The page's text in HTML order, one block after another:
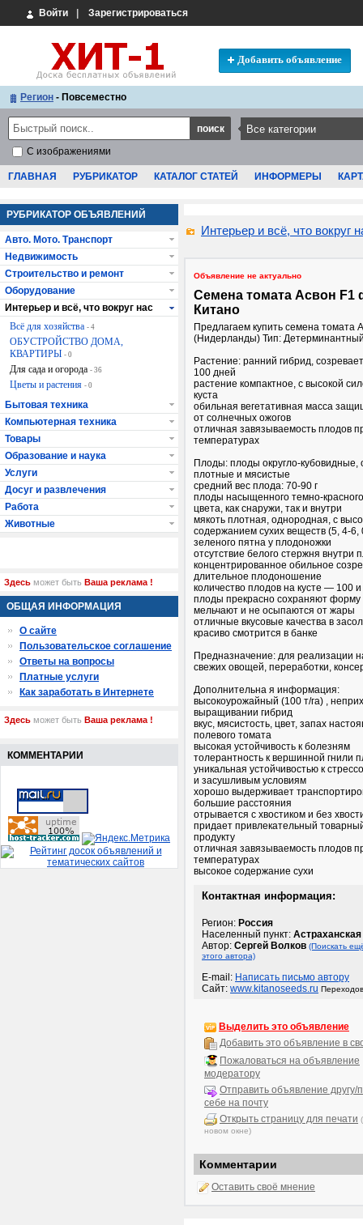
Войти Зарегистрироваться
Добавить объявление
Регион - Повсеместно
С изображениями
ГЛАВНАЯ РУБРИКАТОР КАТАЛОГ СТАТЕЙ ИНФОРМЕРЫ
Интерьер и всё, что вокруг
Объявление не актуально
Семена томата Асвон
Китано
Предлагаем купить cемена томата
(Нидерланды) Тип:
Растение: ранний гибрид,
100 дней
растение компактное, с высокой
куста
обильная вегетативная масса
от солнечных ожогов
отличная завязываемость плодов
температурах
Плоды: плоды округло-кубовидные,
плотные и мясистые
средний вес плода: 70-90 г
плоды насыщенного темно-
цвета, как снаружи, так и внутри
мякоть плотная, однородная, с
содержанием сухих веществ (5, 4-6,
зеленого пятна у плодоножки
отсутствие белого стержня внутри
концентрированное обильное
длительное плодоношение
количество плодов на кусте — 100
плоды прекрасно сохраняют форму
мельчают и не осыпаются от жары
отличные вкусовые качества в
красиво смотрится в банке
Предназначение: для реализации
свежих овощей, переработки,
Дополнительна я информация:
высокоурожайный (100 т/га) ,
выращивании гибрид
вкус, мясистость, цвет, запах
полевого томата
высокая устойчивость к болезням
толерантность к вершинной гнили
уникальная устойчивостью к
и засушливым условиям
хорошо выдерживает
большие расстояния
отрывается с хвостиком и без
придает привлекательный
продукту
отличная завязываемость плодов
температурах
высокое содержание сухи
Контактная информация:
Регион: Россия
Населенный пункт:
Автор: Сергей Волков (Поискать
этого автора)
E-mail: Написать письмо автору
Сайт: www.kitanoseeds.ru
Выделить это объявление
Добавить это объявление в
Пожаловаться на объявление
модератору
Отправить объявление другу/
себе на почту
Открыть страницу для печати
новом окне)
Комментарии
Оставить своё мнение
РУБРИКАТОР ОБЪЯВЛЕНИЙ
Авто. Мото. Транспорт
Недвижимость
Строительство и ремонт
Оборудование
Интерьер и всё, что вокруг нас
Всё для хозяйства - 4
ОБУСТРОЙСТВО ДОМА,
КВАРТИРЫ - 0
Для сада и огорода - 36
Цветы и растения - 0
Бытовая техника
Компьютерная техника
Товары
Образование и наука
Услуги
Досуг и развлечения
Работа
Животные
Здесь может быть Ваша реклама !
ОБЩАЯ ИНФОРМАЦИЯ
О сайте
Пользовательское соглашение
Ответы на вопросы
Платные услуги
Как заработать в Интернете
Здесь может быть Ваша реклама !
КОММЕНТАРИИ